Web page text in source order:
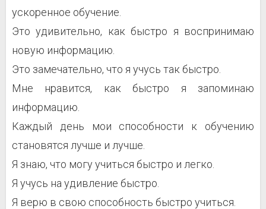
ускоренное обучение.
Это удивительно, как быстро я воспринимаю
новую информацию.
Это замечательно, что я учусь так быстро.
Мне нравится, как быстро я запоминаю
информацию.
Каждый день мои способности к обучению
становятся лучше и лучше.
Я знаю, что могу учиться быстро и легко.
Я учусь на удивление быстро.
Я верю в свою способность быстро учиться.